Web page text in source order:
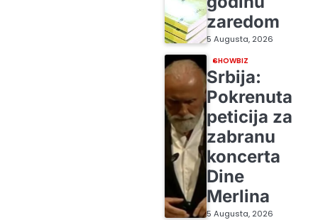
zaredom
5 Augusta, 2026
SHOWBIZ
Srbija:
Pokrenuta
peticija za
zabranu
koncerta
Dine
Merlina
5 Augusta, 2026